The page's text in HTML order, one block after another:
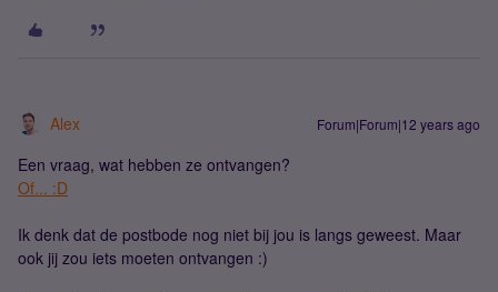
Alex Forum|Forum|12 years ago
Een vraag, wat hebben ze ontvangen?
Of... :D
Ik denk dat de postbode nog niet bij jou is langs geweest. Maar
ook jij zou iets moeten ontvangen :)